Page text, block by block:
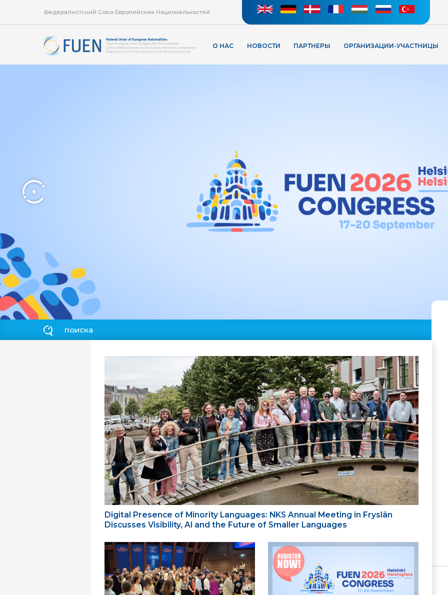
Федералистский Союз Европейских Национальностей
О НАС НОВОСТИ ПАРТНЕРЫ ОРГАНИЗАЦИИ-УЧАСТНИЦЫ
Digital Presence of Minority Languages: NKS Annual Meeting in Fryslân
Discusses Visibility, AI and the Future of Smaller Languages